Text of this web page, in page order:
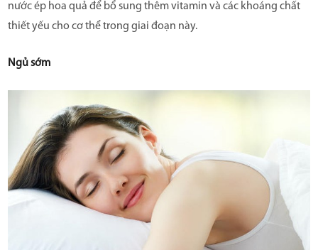
nước ép hoa quả để bổ sung thêm vitamin và các khoáng chất
thiết yếu cho cơ thể trong giai đoạn này.
Ngủ sớm